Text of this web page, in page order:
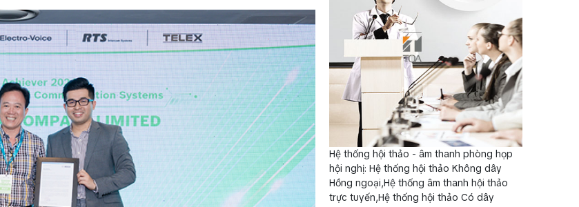
Hệ thống hội thảo - âm thanh phòng họp
hội nghị: Hệ thống hội thảo Không dây
Hồng ngoại,Hệ thống âm thanh hội thảo
trực tuyến,Hệ thống hội thảo Có dây